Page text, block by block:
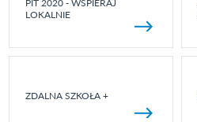
PIT 2020 - WSPIERAJ
LOKALNIE
ZDALNA SZKOŁA +